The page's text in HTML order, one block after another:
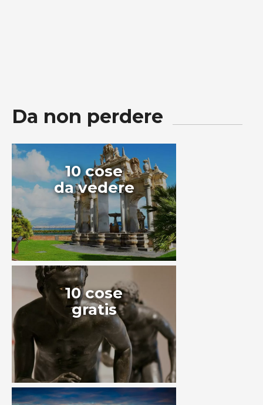
Da non perdere
10 cose
da vedere
10 cose
gratis